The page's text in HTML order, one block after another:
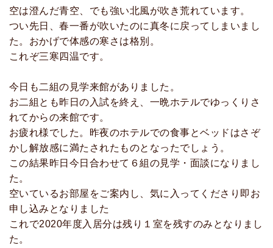
空は澄んだ青空、でも強い北風が吹き荒れています。
つい先日、春一番が吹いたのに真冬に戻ってしまいまし
た。おかげで体感の寒さは格別。
これぞ三寒四温です。
今日も二組の見学来館がありました。
お二組とも昨日の入試を終え、一晩ホテルでゆっくりさ
れてからの来館です。
お疲れ様でした。昨夜のホテルでの食事とベッドはさぞ
かし解放感に満たされたものとなったでしょう。
この結果昨日今日合わせて６組の見学・面談になりまし
た。
空いているお部屋をご案内し、気に入ってくださり即お
申し込みとなりました
これで2020年度入居分は残り１室を残すのみとなりまし
た。